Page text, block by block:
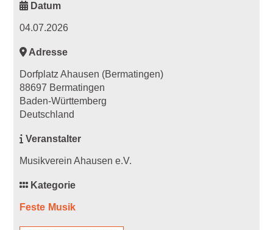
Datum
04.07.2026
Adresse
Dorfplatz Ahausen (Bermatingen)
88697 Bermatingen
Baden-Württemberg
Deutschland
Veranstalter
Musikverein Ahausen e.V.
Kategorie
Feste Musik